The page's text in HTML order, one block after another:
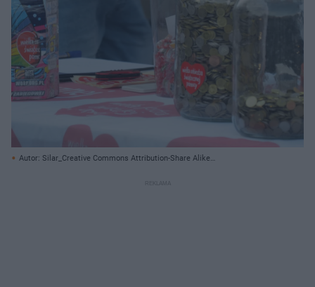
Autor: Silar_Creative Commons Attribution-Share Alike